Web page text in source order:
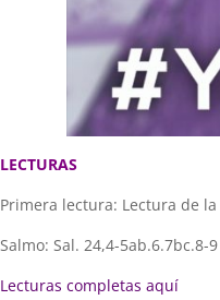
LECTURAS
Primera lectura: Lectura de
Salmo: Sal. 24,4-5ab.6.7bc.8-9
Lecturas completas aquí